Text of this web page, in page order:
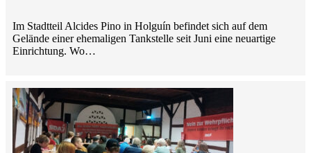
Im Stadtteil Alcides Pino in Holguín befindet sich auf dem
Gelände einer ehemaligen Tankstelle seit Juni eine neuartige
Einrichtung. Wo…